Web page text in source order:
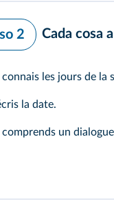
2 Cada cosa
connais les jours de la
la date.
comprends un